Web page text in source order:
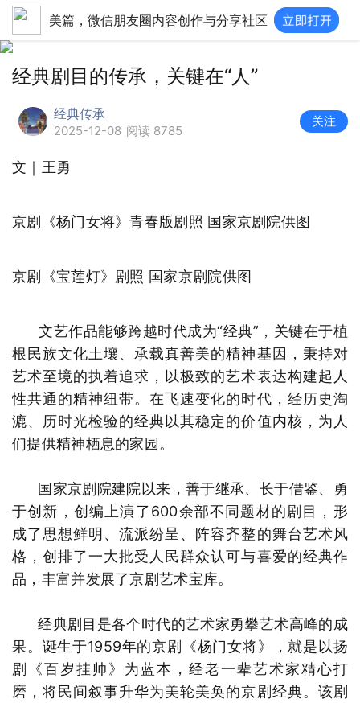
美篇，微信朋友圈内容创作与分享社区
经典剧目的传承，关键在“人”
经典传承
2025-12-08 阅读 8785
关注
文｜王勇
京剧《杨门女将》青春版剧照 国家京剧院供图
京剧《宝莲灯》剧照 国家京剧院供图
文艺作品能够跨越时代成为“经典”，关键在于植
根民族文化土壤、承载真善美的精神基因，秉持对
艺术至境的执着追求，以极致的艺术表达构建起人
性共通的精神纽带。在飞速变化的时代，经历史淘
漉、历时光检验的经典以其稳定的价值内核，为人
们提供精神栖息的家园。
国家京剧院建院以来，善于继承、长于借鉴、勇
于创新，创编上演了600余部不同题材的剧目，形
成了思想鲜明、流派纷呈、阵容齐整的舞台艺术风
格，创排了一大批受人民群众认可与喜爱的经典作
品，丰富并发展了京剧艺术宝库。
经典剧目是各个时代的艺术家勇攀艺术高峰的成
果。诞生于1959年的京剧《杨门女将》，就是以扬
剧《百岁挂帅》为蓝本，经老一辈艺术家精心打
磨，将民间叙事升华为美轮美奂的京剧经典。该剧